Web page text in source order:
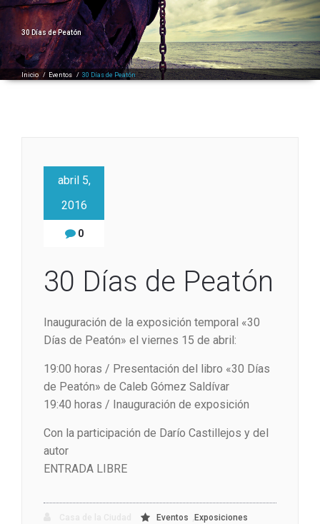
30 Días de Peatón
Inicio / Eventos / 30 Días de Peatón
abril 5,
2016
0
30 Días de Peatón
Inauguración de la exposición temporal «30
Días de Peatón» el viernes 15 de abril:
19:00 horas / Presentación del libro «30 Días
de Peatón» de Caleb Gómez Saldívar
19:40 horas / Inauguración de exposición
Con la participación de Darío Castillejos y del
autor
ENTRADA LIBRE
Eventos Exposiciones